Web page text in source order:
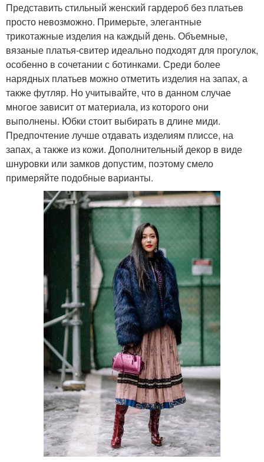
Представить стильный женский гардероб без платьев
просто невозможно. Примерьте, элегантные
трикотажные изделия на каждый день. Объемные,
вязаные платья-свитер идеально подходят для прогулок,
особенно в сочетании с ботинками. Среди более
нарядных платьев можно отметить изделия на запах, а
также футляр. Но учитывайте, что в данном случае
многое зависит от материала, из которого они
выполнены. Юбки стоит выбирать в длине миди.
Предпочтение лучше отдавать изделиям плиссе, на
запах, а также из кожи. Дополнительный декор в виде
шнуровки или замков допустим, поэтому смело
примеряйте подобные варианты.